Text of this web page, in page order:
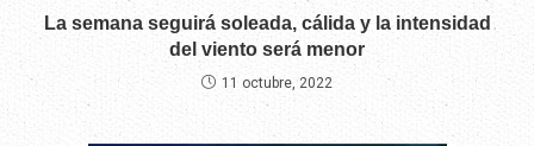
La semana seguirá soleada, cálida y la intensidad
del viento será menor
11 octubre, 2022